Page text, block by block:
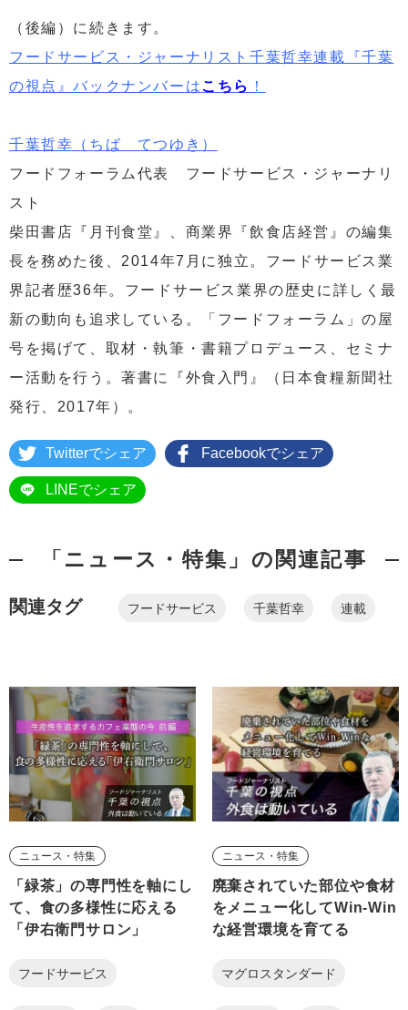
（後編）に続きます。
フードサービス・ジャーナリスト千葉哲幸連載『千葉
の視点』バックナンバーはこちら ！
千葉哲幸（ちば てつゆき）
フードフォーラム代表 フードサービス・ジャーナリ
スト
柴田書店『月刊食堂』、商業界『飲食店経営』の編集
長を務めた後、2014年7月に独立。フードサービス業
界記者歴36年。フードサービス業界の歴史に詳しく最
新の動向も追求している。「フードフォーラム」の屋
号を掲げて、取材・執筆・書籍プロデュース、セミナ
ー活動を行う。著書に『外食入門』（日本食糧新聞社
発行、2017年）。
Twitterでシェア Facebookでシェア
LINEでシェア
「ニュース・特集」の関連記事
関連タグ フードサービス 千葉哲幸 連載
ニュース・特集
「緑茶」の専門性を軸にし
て、食の多様性に応える
「伊右衛⾨サロン」
フードサービス
ニュース・特集
廃棄されていた部位や食材
をメニュー化してWin-Win
な経営環境を育てる
マグロスタンダード